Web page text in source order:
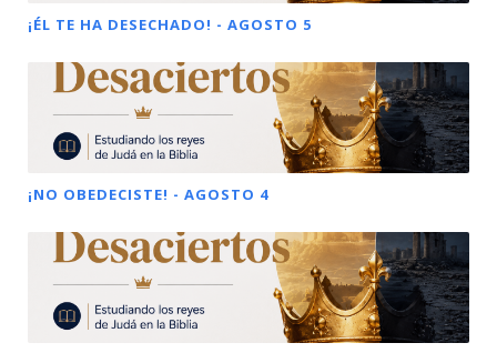
¡ÉL TE HA DESECHADO! - AGOSTO 5
¡NO OBEDECISTE! - AGOSTO 4